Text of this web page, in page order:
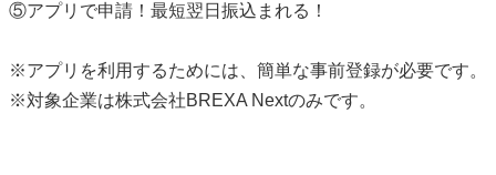
⑤アプリで申請！最短翌日振込まれる！
※アプリを利用するためには、簡単な事前登録が必要です。
※対象企業は株式会社BREXA Nextのみです。